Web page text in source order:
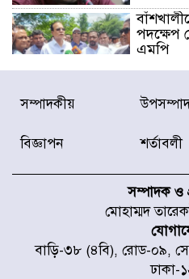
পদক্ষেপ
এমপি
বিদ্যুৎ-
চেষ্টা
৫ আহত,
বরাদ্দের
সম্পাদকীয়
বিজ্ঞাপন শর্তাবলী
সম্পাদক ও
মোহাম্মদ
বাড়ি-৩৮ (৪বি), রোড-০৯,
ঢাকা-